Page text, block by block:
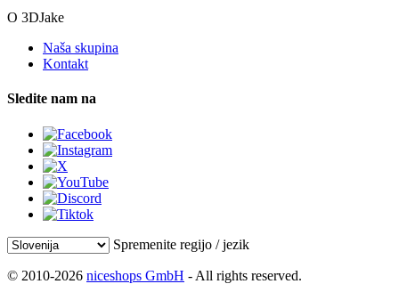
O 3DJake
Naša skupina
Kontakt
Sledite nam na
Spremenite regijo / jezik
© 2010-2026 niceshops GmbH - All rights reserved.